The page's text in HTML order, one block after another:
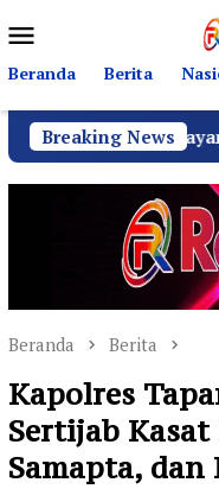
ke
kontenMobile
Beranda Berita
Breaking News
Sebrang
Beranda Berita
Kapolres
Sertijab Kasat
Samapta, dan